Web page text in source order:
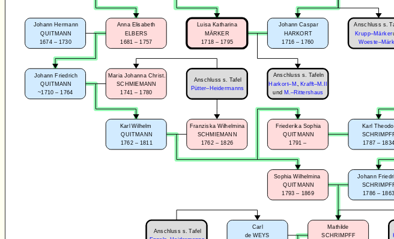
Johann Caspar
HARKORT
1716 – 1760
Luisa Katharina
MÄRKER
1718 – 1795
Sophia Wilhelmina
QUITMANN
1793 – 1869
Johann
1786 – 1863
Mathilde
SCHRIMPFF
Carl
de WEYS
Anschluss s. Tafeln
Harkort–M. Krafft–M.II
undM.–Rittershaus
Anna Elisabeth
ELBERS
1681 – 1757
Johann Hermann
QUITMANN
1674 – 1730
Maria Johanna Christ.
SCHMIEMANN
1741 – 1780
Johann Friedrich
QUITMANN
~1710 – 1764
Karl Wilhelm
QUITMANN
1762 – 1811
Franziska Wilhelmina
SCHMIEMANN
1762 – 1826
Anschluss s.
Krupp–Märker
Anschluss s. Tafel
Anschluss s. Tafel
Pütter–Heidermanns
Friederika Sophia
QUITMANN
1791 –
Karl
1787 – 1834